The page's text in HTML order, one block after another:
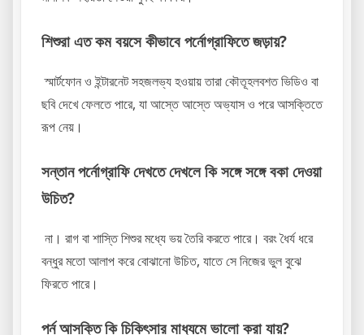
শিশুরা এত কম বয়সে কীভাবে পর্নোগ্রাফিতে জড়ায়?
স্মার্টফোন ও ইন্টারনেট সহজলভ্য হওয়ায় তারা কৌতূহলবশত ভিডিও বা
ছবি দেখে ফেলতে পারে, যা আস্তে আস্তে অভ্যাস ও পরে আসক্তিতে
রূপ নেয়।
সন্তান পর্নোগ্রাফি দেখতে দেখলে কি সঙ্গে সঙ্গে বকা দেওয়া
উচিত?
না। রাগ বা শাস্তি শিশুর মধ্যে ভয় তৈরি করতে পারে। বরং ধৈর্য ধরে
বন্ধুর মতো আলাপ করে বোঝানো উচিত, যাতে সে নিজের ভুল বুঝে
ফিরতে পারে।
পর্ন আসক্তি কি চিকিৎসার মাধ্যমে ভালো করা যায়?